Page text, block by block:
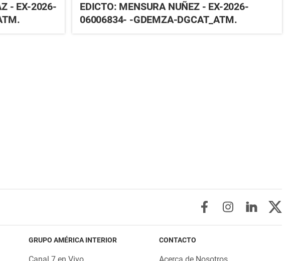
- EX-2026-
EDICTO: MENSURA NUÑEZ - EX-2026-
06006834- -GDEMZA-DGCAT_ATM.
GRUPO AMÉRICA INTERIOR CONTACTO